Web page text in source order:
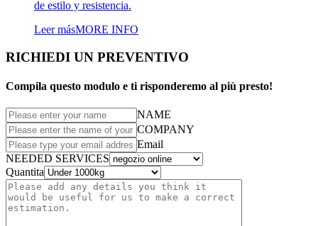
de estilo y resistencia.
Leer másMORE INFO
RICHIEDI UN PREVENTIVO
Compila questo modulo e ti risponderemo al più presto!
NAME
COMPANY
Email
NEEDED SERVICES
Quantita